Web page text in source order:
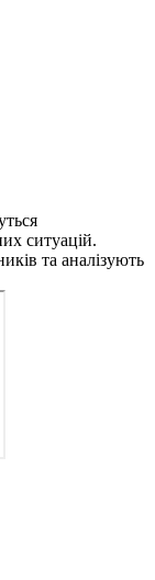
ситуацій.
та аналізують